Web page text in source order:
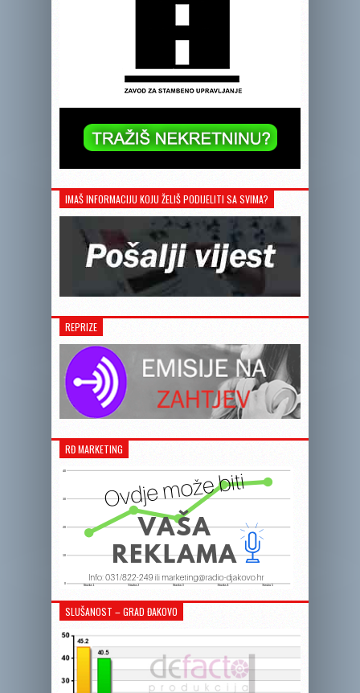
IMAŠ INFORMACIJU KOJU ŽELIŠ PODIJELITI SA SVIMA?
REPRIZE
RĐ MARKETING
SLUŠANOST – GRAD ĐAKOVO